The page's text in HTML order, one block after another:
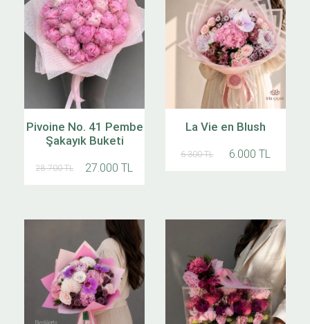
Pivoine No. 41 Pembe
Şakayık Buketi
28.700 TL 27.000 TL
La Vie en Blush
6.300 TL 6.000 TL